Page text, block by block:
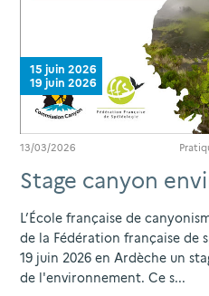
15 juin 2026
19 juin 2026
13/03/2026
Stage canyon
L’École française de
de la Fédération française de
19 juin 2026 en Ardèche un
de l'environnement. Ce s...